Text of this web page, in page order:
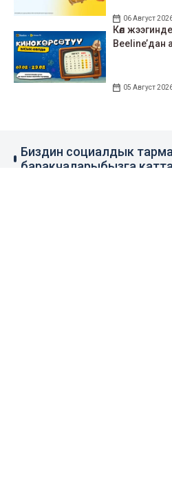
06 Август
Көл
Beeline’дан
05 Август
Биздин социалдык
баракчаларыбызга